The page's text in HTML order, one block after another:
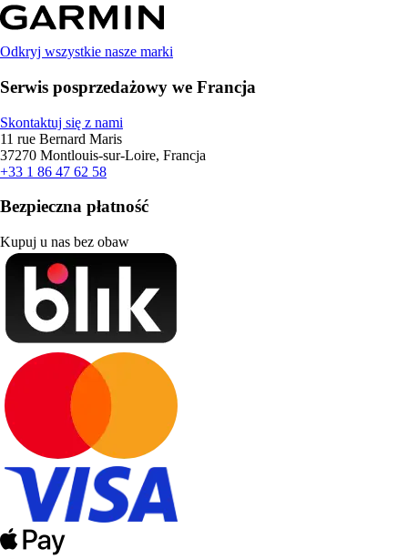
Odkryj wszystkie nasze marki
Serwis posprzedażowy we Francja
Skontaktuj się z nami
11 rue Bernard Maris
37270 Montlouis-sur-Loire, Francja
+33 1 86 47 62 58
Bezpieczna płatność
Kupuj u nas bez obaw